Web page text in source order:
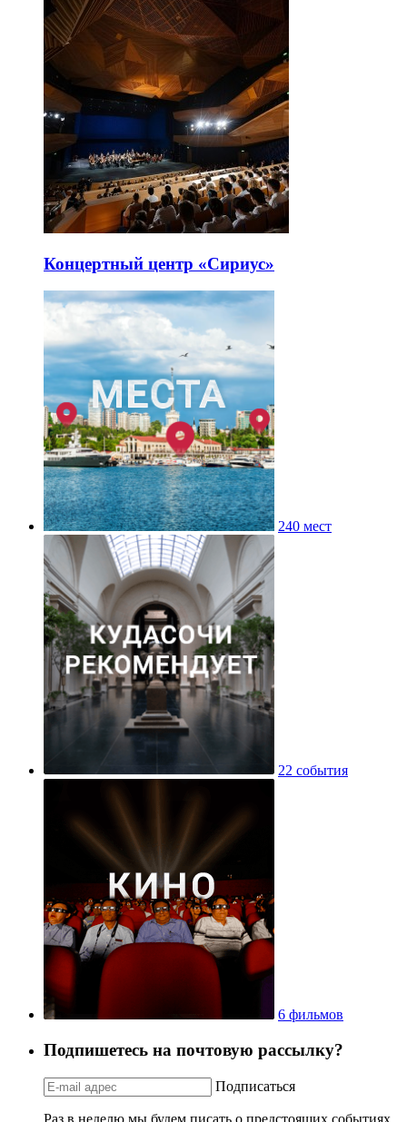
Концертный центр «Сириус»
240 мест
22 события
6 фильмов
Подпишетесь на почтовую рассылку?
Подписаться
Раз в неделю мы будем писать о предстоящих событиях